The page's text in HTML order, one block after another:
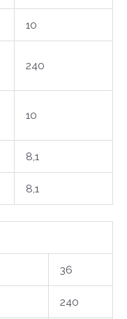
10
240
10
8,1
8,1
36
240